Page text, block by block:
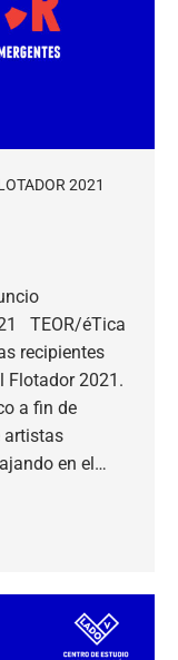
2021
TEOR/éTica
recipientes
Flotador 2021.
a fin de
artistas
en el…